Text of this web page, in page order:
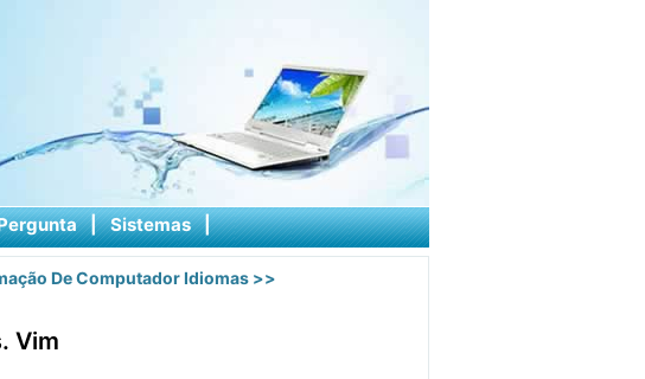
| Sistemas |
De Computador Idiomas >>
Vim